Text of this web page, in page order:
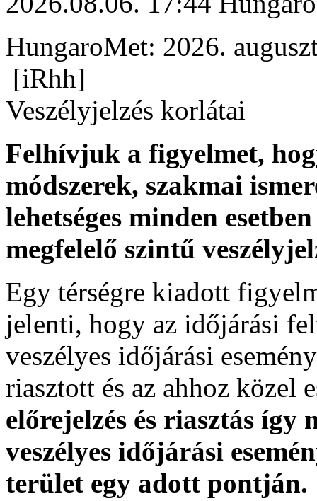
HungaroMet: 2026.
[iRhh]
Veszélyjelzés korlátai
Felhívjuk a figyelmet,
módszerek, szakmai
lehetséges minden
megfelelő szintű
Egy térségre kiadott
jelenti, hogy az időjárási
veszélyes időjárási
riasztott és az ahhoz közel
előrejelzés és riasztás
veszélyes időjárási
terület egy adott pontján.